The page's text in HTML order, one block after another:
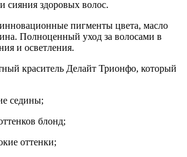
сияния здоровых волос.
пигменты цвета, масло
Полноценный уход за волосами в
и осветления.
краситель Делайт Трионфо, который
седины;
блонд;
оттенки;